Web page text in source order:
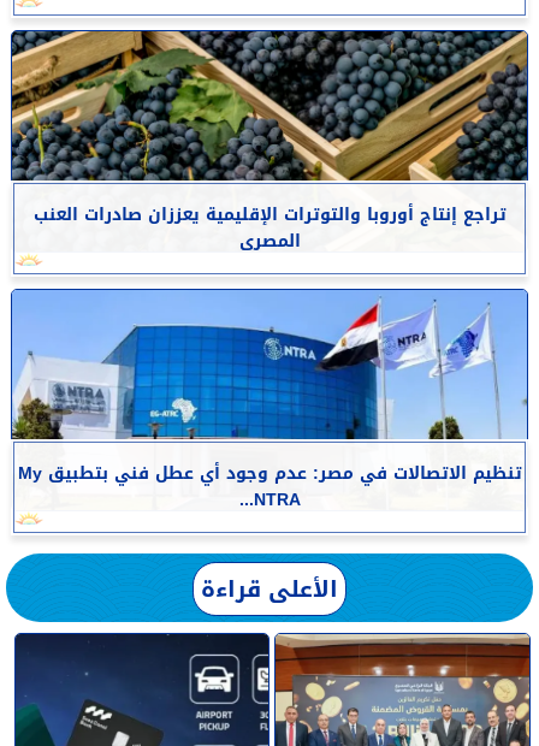
تراجع إنتاج أوروبا والتوترات الإقليمية يعززان صادرات العنب
المصرى
تنظيم الاتصالات في مصر: عدم وجود أي عطل فني بتطبيق My
NTRA...
الأعلى قراءة